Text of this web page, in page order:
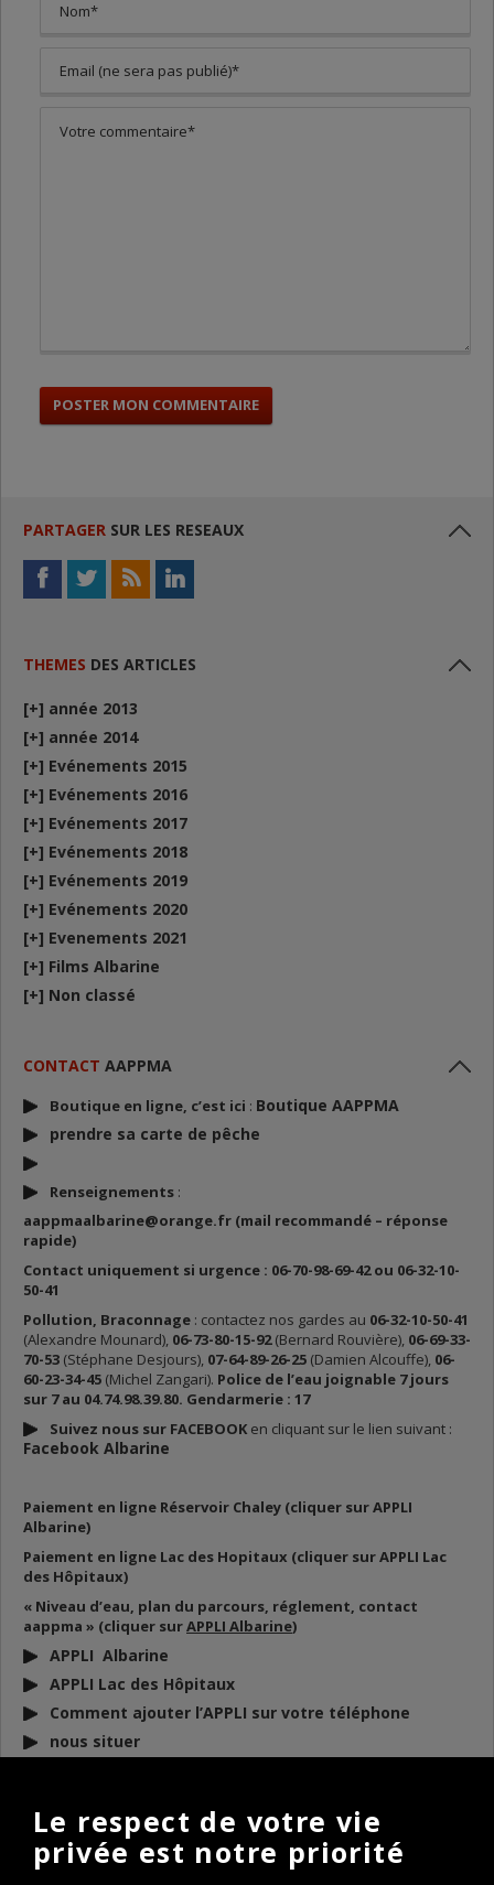
PARTAGER SUR LES RESEAUX
THEMES DES ARTICLES
[+] année 2013
[+] année 2014
[+] Evénements 2015
[+] Evénements 2016
[+] Evénements 2017
[+] Evénements 2018
[+] Evénements 2019
[+] Evénements 2020
[+] Evenements 2021
[+] Films Albarine
[+] Non classé
CONTACT AAPPMA
Boutique en ligne, c’est ici : Boutique AAPPMA
prendre sa carte de pêche
Renseignements :
aappmaalbarine@orange.fr (mail recommandé – réponse
rapide)
Contact uniquement si urgence : 06-70-98-69-42 ou 06-32-10-
50-41
Pollution, Braconnage : contactez nos gardes au 06-32-10-50-41
(Alexandre Mounard), 06-73-80-15-92(Bernard Rouvière), 06-69-33-
70-53 (Stéphane Desjours), 07-64-89-26-25 (Damien Alcouffe), 06-
60-23-34-45 (Michel Zangari). Police de l’eau joignable 7 jours
sur 7 au 04.74.98.39.80. Gendarmerie : 17
Suivez nous sur FACEBOOK en cliquant sur le lien suivant :
Facebook Albarine
Paiement en ligne Réservoir Chaley (cliquer sur APPLI
Albarine)
Paiement en ligne Lac des Hopitaux (cliquer sur APPLI Lac
des Hôpitaux)
« Niveau d’eau, plan du parcours, réglement, contact
aappma » (cliquer surAPPLI Albarine)
APPLI Albarine
APPLI Lac des Hôpitaux
Comment ajouter l’APPLI sur votre téléphone
nous situer
DOCUMENTS À TÉLÉCHARGER
BULLETIN D’INFO 2026
Le respect de votre vie
privée est notre priorité